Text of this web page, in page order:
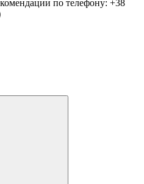
по телефону: +38